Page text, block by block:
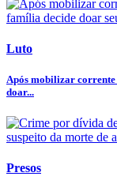
Luto
Após mobilizar
doar...
Presos